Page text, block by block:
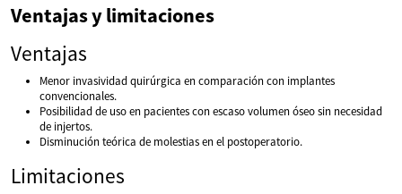
Ventajas y limitaciones
Ventajas
Menor invasividad quirúrgica en comparación con implantes
convencionales.
Posibilidad de uso en pacientes con escaso volumen óseo sin necesidad
de injertos.
Disminución teórica de molestias en el postoperatorio.
Limitaciones